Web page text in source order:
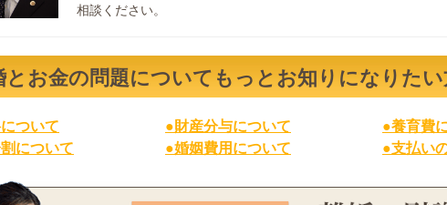
相談ください。
とお金の問題についてもっとお知りになりた
ついて ●財産分与について
●養育費
について
●婚姻費用について ●支払い